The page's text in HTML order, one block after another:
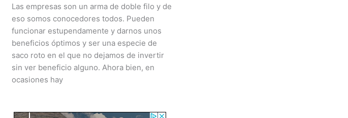
Las empresas son un arma de doble filo y de
eso somos conocedores todos. Pueden
funcionar estupendamente y darnos unos
beneficios óptimos y ser una especie de
saco roto en el que no dejamos de invertir
sin ver beneficio alguno. Ahora bien, en
ocasiones hay